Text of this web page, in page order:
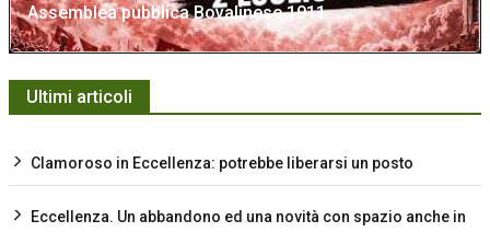
Assemblea pubblica Bovalinese 1911
Ultimi articoli
Clamoroso in Eccellenza: potrebbe liberarsi un posto
Eccellenza. Un abbandono ed una novità con spazio anche in